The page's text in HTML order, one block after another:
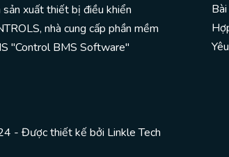
xuất thiết bị điều khiển
nhà cung cấp phần mềm
"Control BMS Software"
- Được thiết kế bởi Linkle Tech